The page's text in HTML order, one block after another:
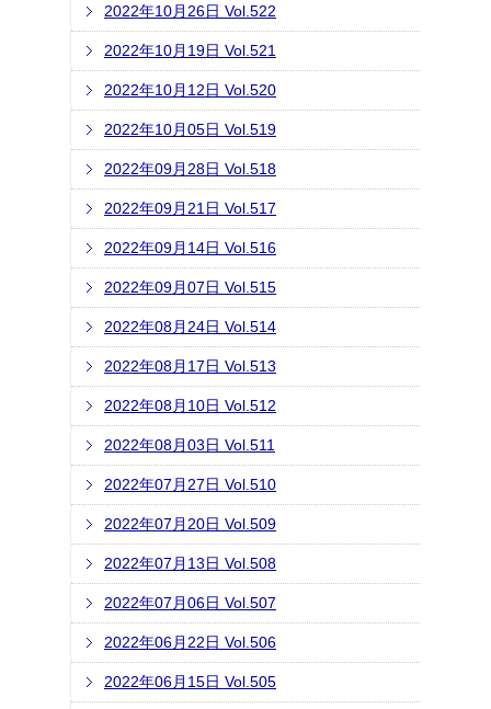
2022年10月26日 Vol.522
2022年10月19日 Vol.521
2022年10月12日 Vol.520
2022年10月05日 Vol.519
2022年09月28日 Vol.518
2022年09月21日 Vol.517
2022年09月14日 Vol.516
2022年09月07日 Vol.515
2022年08月24日 Vol.514
2022年08月17日 Vol.513
2022年08月10日 Vol.512
2022年08月03日 Vol.511
2022年07月27日 Vol.510
2022年07月20日 Vol.509
2022年07月13日 Vol.508
2022年07月06日 Vol.507
2022年06月22日 Vol.506
2022年06月15日 Vol.505